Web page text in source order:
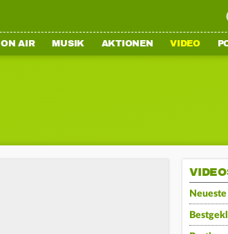
ON AIR MUSIK AKTIONEN VIDEO
Neueste